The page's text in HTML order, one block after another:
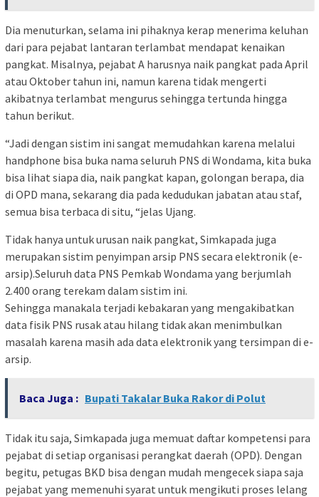
Dia menuturkan, selama ini pihaknya kerap menerima keluhan
dari para pejabat lantaran terlambat mendapat kenaikan
pangkat. Misalnya, pejabat A harusnya naik pangkat pada April
atau Oktober tahun ini, namun karena tidak mengerti
akibatnya terlambat mengurus sehingga tertunda hingga
tahun berikut.
“Jadi dengan sistim ini sangat memudahkan karena melalui
handphone bisa buka nama seluruh PNS di Wondama, kita buka
bisa lihat siapa dia, naik pangkat kapan, golongan berapa, dia
di OPD mana, sekarang dia pada kedudukan jabatan atau staf,
semua bisa terbaca di situ, “jelas Ujang.
Tidak hanya untuk urusan naik pangkat, Simkapada juga
merupakan sistim penyimpan arsip PNS secara elektronik (e-
arsip).Seluruh data PNS Pemkab Wondama yang berjumlah
2.400 orang terekam dalam sistim ini.
Sehingga manakala terjadi kebakaran yang mengakibatkan
data fisik PNS rusak atau hilang tidak akan menimbulkan
masalah karena masih ada data elektronik yang tersimpan di e-
arsip.
Baca Juga : Bupati Takalar Buka Rakor di Polut
Tidak itu saja, Simkapada juga memuat daftar kompetensi para
pejabat di setiap organisasi perangkat daerah (OPD). Dengan
begitu, petugas BKD bisa dengan mudah mengecek siapa saja
pejabat yang memenuhi syarat untuk mengikuti proses lelang